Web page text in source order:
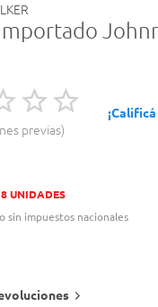
previas
UNIDADES
sin impuestos nacionales